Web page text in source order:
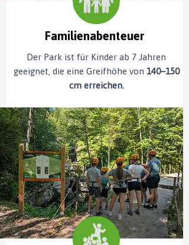
Familienabenteuer
Der Park ist für Kinder ab 7 Jahren
geeignet, die eine Greifhöhe von 140–150
cm erreichen.